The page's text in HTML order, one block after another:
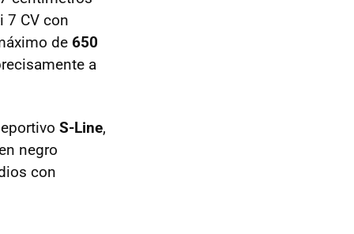
7 CV con
de 650
a
S-Line,
negro
con